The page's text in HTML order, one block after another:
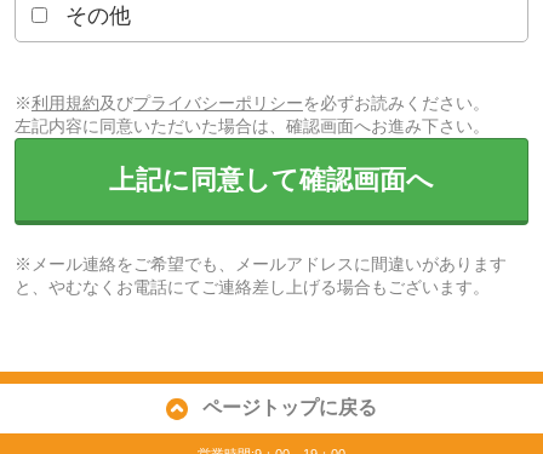
その他
※利用規約及びプライバシーポリシーを必ずお読みください。
左記内容に同意いただいた場合は、確認画面へお進み下さい。
上記に同意して確認画面へ
※メール連絡をご希望でも、メールアドレスに間違いがあります
と、やむなくお電話にてご連絡差し上げる場合もございます。
ページトップに戻る